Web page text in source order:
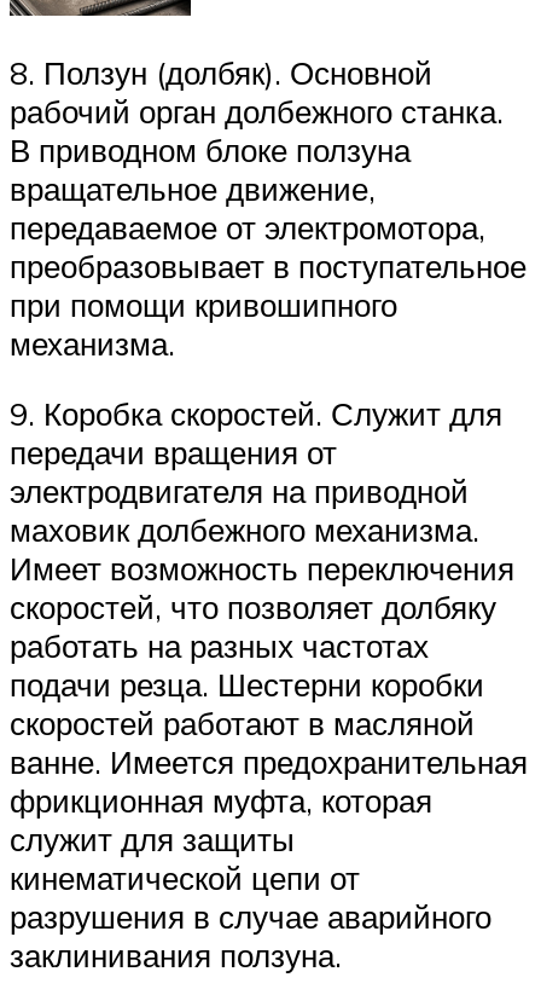
8. Ползун (долбяк). Основной
рабочий орган долбежного станка.
В приводном блоке ползуна
вращательное движение,
передаваемое от электромотора,
преобразовывает в поступательное
при помощи кривошипного
механизма.
9. Коробка скоростей. Служит для
передачи вращения от
электродвигателя на приводной
маховик долбежного механизма.
Имеет возможность переключения
скоростей, что позволяет долбяку
работать на разных частотах
подачи резца. Шестерни коробки
скоростей работают в масляной
ванне. Имеется предохранительная
фрикционная муфта, которая
служит для защиты
кинематической цепи от
разрушения в случае аварийного
заклинивания ползуна.